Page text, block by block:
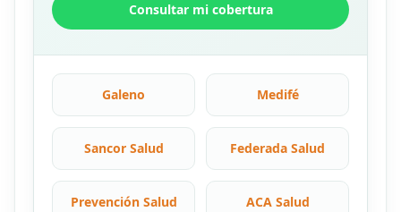
Consultar mi cobertura
Galeno Medifé
Sancor Salud Federada Salud
Prevención Salud ACA Salud